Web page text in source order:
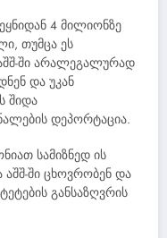
4 მილიონზე
თუმცა ეს
ში არალეგალურად
და უკან
შიდა
დეპორტაცია.
სამიზნედ ის
ში ცხოვრობენ და
განსაზღვრის